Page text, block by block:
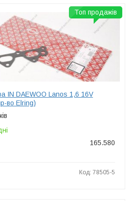
IN DAEWOO Lanos 1,6 16V
во Elring)
165.580
Код: 78505-5
Топ продажів